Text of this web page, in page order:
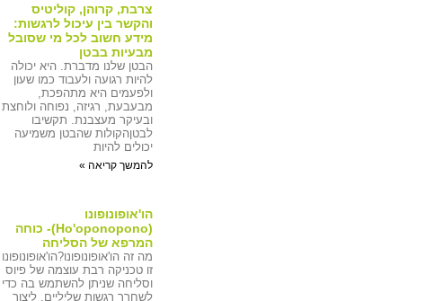
צרבת, קרוהן, קוליטיס
והקשר בין עיכול לרגשות:
מידע חשוב לכל מי שסובל
מבעיות בבטן
הבטן שלנו מדברת. היא יכולה
להיות רגועה ולעבוד כמו שעון
ולפעמים היא מתהפכת,
מבעבעת, רגיזה, נפוחה ולוחצת
ובעיקר מעצבנת. תקשיבו
לבטןהקולות שהבטן משמיעה
יכולים להיות
להמשך קריאה »
הו'אופונופונו
(Ho'oponopono)- כוחה
המרפא של הסליחה
מה זה הו'אופונופונו?הו'אופונופונו
זו טכניקה רבת עוצמה של פיוס
וסליחה שניתן להשתמש בה כדי
לשחרר רגשות שליליים, ליצור